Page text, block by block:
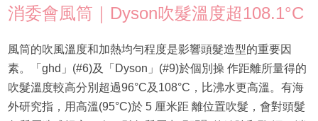
消委會風筒｜Dyson吹髮溫度超108.1°C
風筒的吹風溫度和加熱均勻程度是影響頭髮造型的重要因
素。「ghd」(#6)及「Dyson」(#9)於個別操 作距離所量得的
吹髮溫度較高分別超過96°C及108°C，比沸水更高溫。有海
外研究指，用高溫(95°C)於 5 厘米距 離位置吹髮，會對頭髮